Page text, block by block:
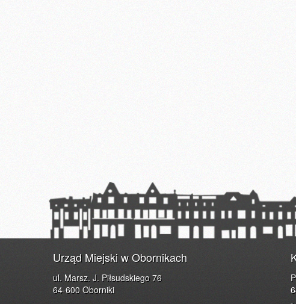
Urząd Miejski w Obornikach
ul. Marsz. J. Piłsudskiego 76
64-600 Oborniki